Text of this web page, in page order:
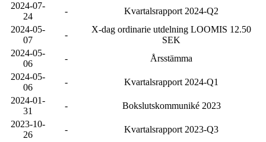
2024-07-
24
-
Kvartalsrapport 2024-Q2
2024-05-
07
-
X-dag ordinarie utdelning LOOMIS 12.50
SEK
2024-05-
06
-
Årsstämma
2024-05-
06
-
Kvartalsrapport 2024-Q1
2024-01-
31
-
Bokslutskommuniké 2023
2023-10-
26
- Kvartalsrapport 2023-Q3